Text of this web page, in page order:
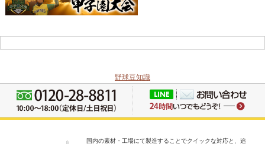
野球豆知識
国内の素材・工場にて製造することでクイックな対応と、追